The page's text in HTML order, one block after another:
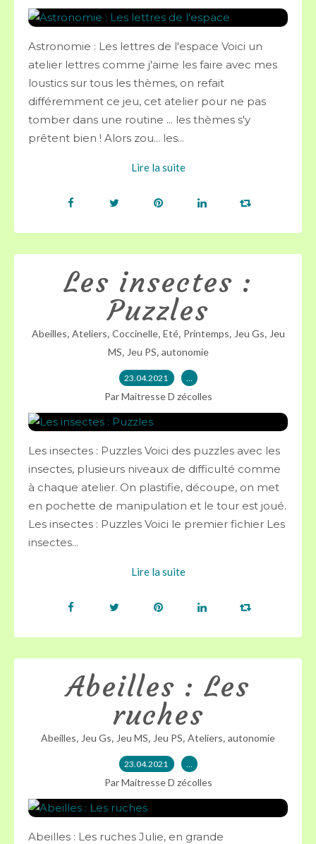
Astronomie : Les lettres de l'espace Voici un
atelier lettres comme j'aime les faire avec mes
loustics sur tous les thèmes, on refait
différemment ce jeu, cet atelier pour ne pas
tomber dans une routine ... les thèmes s'y
prêtent bien ! Alors zou... les...
Lire la suite
Les insectes :
Puzzles
Abeilles, Ateliers, Coccinelle, Eté, Printemps, Jeu Gs, Jeu
MS, Jeu PS, autonomie
23.04.2021 …
Par Maitresse D zécolles
Les insectes : Puzzles Voici des puzzles avec les
insectes, plusieurs niveaux de difficulté comme
à chaque atelier. On plastifie, découpe, on met
en pochette de manipulation et le tour est joué.
Les insectes : Puzzles Voici le premier fichier Les
insectes...
Lire la suite
Abeilles : Les
ruches
Abeilles, Jeu Gs, Jeu MS, Jeu PS, Ateliers, autonomie
23.04.2021 …
Par Maitresse D zécolles
Abeilles : Les ruches Julie, en grande